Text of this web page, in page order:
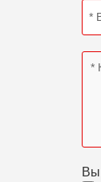
Вы